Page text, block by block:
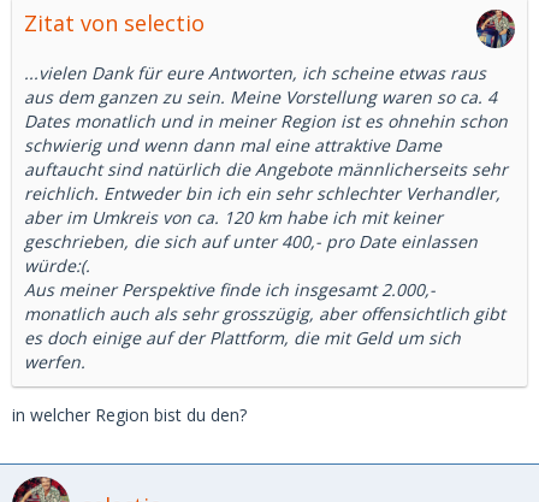
Zitat von selectio
...vielen Dank für eure Antworten, ich scheine etwas raus
aus dem ganzen zu sein. Meine Vorstellung waren so ca. 4
Dates monatlich und in meiner Region ist es ohnehin schon
schwierig und wenn dann mal eine attraktive Dame
auftaucht sind natürlich die Angebote männlicherseits sehr
reichlich. Entweder bin ich ein sehr schlechter Verhandler,
aber im Umkreis von ca. 120 km habe ich mit keiner
geschrieben, die sich auf unter 400,- pro Date einlassen
würde:(.
Aus meiner Perspektive finde ich insgesamt 2.000,-
monatlich auch als sehr grosszügig, aber offensichtlich gibt
es doch einige auf der Plattform, die mit Geld um sich
werfen.
in welcher Region bist du den?